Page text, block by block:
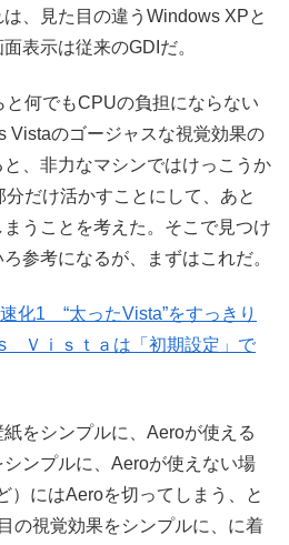
、見た目の違うWindows XPと
表示は従来のGDIだ。
何でもCPUの負担にならない
Vistaのゴージャスな視覚効果の
、非力なマシンではけっこうか
だけ活かすことにして、あと
うことを考えた。そこで見つけ
参考になるが、まずはこれだ。
化1 “太ったVista”をすっきり
Ｖｉｓｔａは「初期設定」で
をシンプルに、Aeroが使える
ンプルに、Aeroが使えない場
）にはAeroを切ってしまう、と
の視覚効果をシンプルに、に着